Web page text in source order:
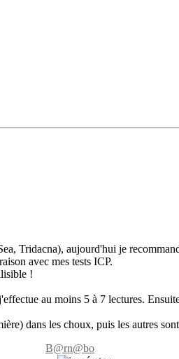
Tridacna), aujourd'hui je
avec mes tests ICP.
!
au moins 5 à 7 lectures.
dans les choux, puis les autres
B@rn@bo